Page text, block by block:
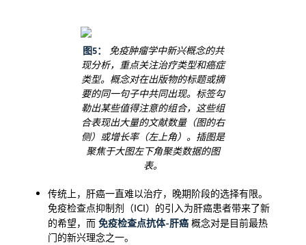
图5： 免疫肿瘤学中新兴概念的共
现分析，重点关注治疗类型和癌症
类型。概念对在出版物的标题或摘
要的同一句子中共同出现。标签勾
勒出某些值得注意的组合，这些组
合表现出大量的文献数量（图的右
侧）或增长率（左上角）。插图是
聚焦于大图左下角聚类数据的图
表。
传统上，肝癌一直难以治疗，晚期阶段的选择有限。
免疫检查点抑制剂（ICI）的引入为肝癌患者带来了新
的希望，而 免疫检查点抗体-肝癌 概念对是目前最热
门的新兴理念之一。